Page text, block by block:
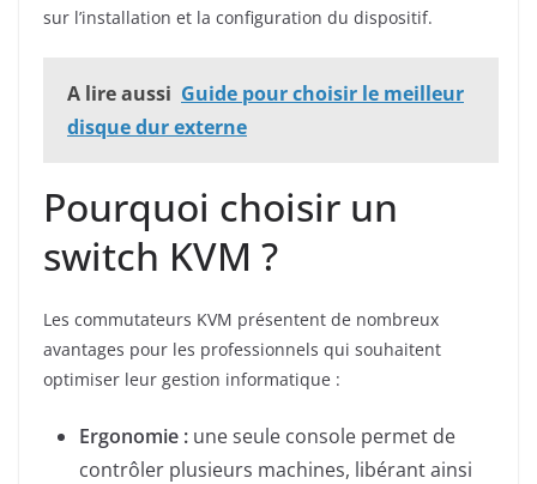
sur l’installation et la configuration du dispositif.
A lire aussi Guide pour choisir le meilleur
disque dur externe
Pourquoi choisir un
switch KVM ?
Les commutateurs KVM présentent de nombreux
avantages pour les professionnels qui souhaitent
optimiser leur gestion informatique :
Ergonomie : une seule console permet de
contrôler plusieurs machines, libérant ainsi